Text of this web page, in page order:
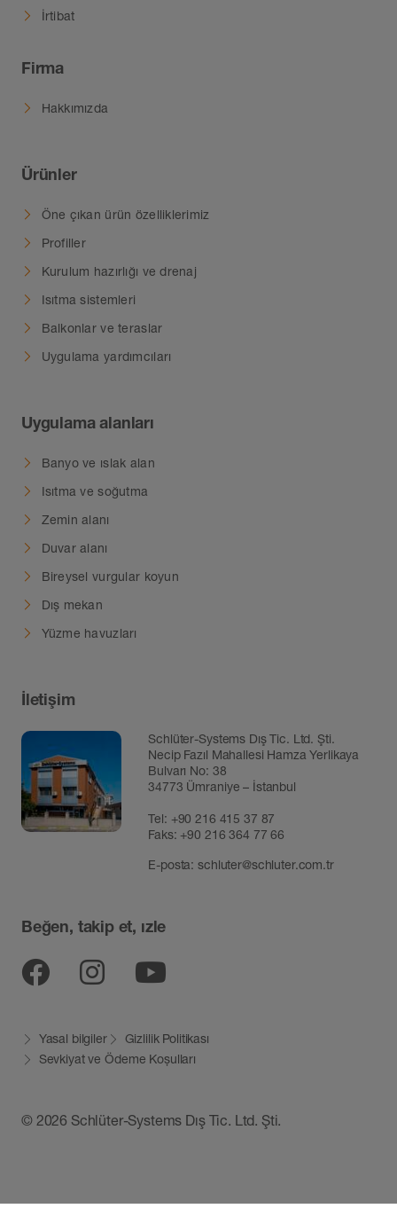
İrtibat
Firma
Hakkımızda
Ürünler
Öne çıkan ürün özelliklerimiz
Profiller
Kurulum hazırlığı ve drenaj
Isıtma sistemleri
Balkonlar ve teraslar
Uygulama yardımcıları
Uygulama alanları
Banyo ve ıslak alan
Isıtma ve soğutma
Zemin alanı
Duvar alanı
Bireysel vurgular koyun
Dış mekan
Yüzme havuzları
İletişim
Schlüter-Systems Dış Tic. Ltd. Şti.
Necip Fazıl Mahallesi Hamza Yerlikaya
Bulvarı No: 38
34773 Ümraniye – İstanbul
Tel: +90 216 415 37 87
Faks: +90 216 364 77 66
E-posta:schluter@schluter.com.tr
Beğen, takip et, ızle
Facebook
Instagram
© 2026 Schlüter-Systems Dış Tic. Ltd. Şti.
Yasal bilgiler
Gizlilik Politikası
Sevkiyat ve Ödeme Koșulları